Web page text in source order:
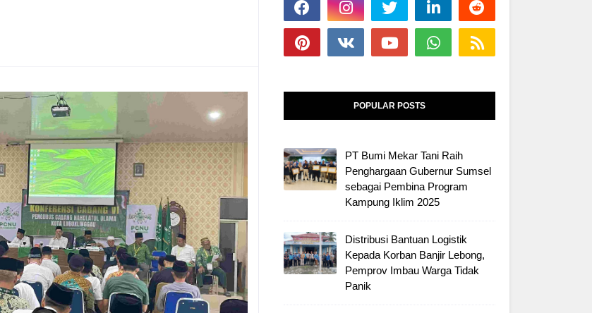
POPULAR POSTS
PT Bumi Mekar Tani Raih
Penghargaan Gubernur Sumsel
sebagai Pembina Program
Kampung Iklim 2025
Distribusi Bantuan Logistik
Kepada Korban Banjir Lebong,
Pemprov Imbau Warga Tidak
Panik